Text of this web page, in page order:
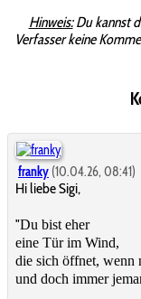
Hinweis:Du kannst
Verfasser keine
franky (10.04.26, 08:41)
Hi liebe Sigi,
"Du bist eher
eine Tür im Wind,
die sich öffnet, wenn
und doch immer